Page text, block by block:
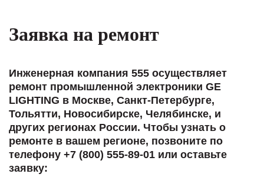
Заявка на ремонт
Инженерная компания 555 осуществляет
ремонт промышленной электроники GE
LIGHTING в Москве, Санкт-Петербурге,
Тольятти, Новосибирске, Челябинске, и
других регионах России. Чтобы узнать о
ремонте в вашем регионе, позвоните по
телефону +7 (800) 555-89-01 или оставьте
заявку: